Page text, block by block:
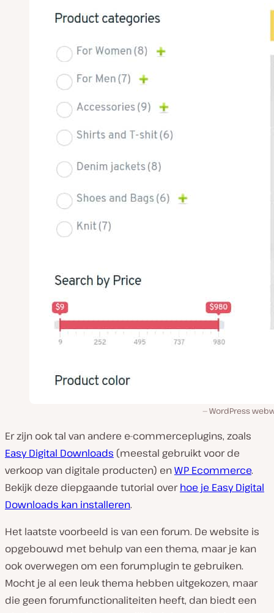
WordPress
Er zijn ook tal van andere e-commerceplugins, zoals
Easy Digital Downloads (meestal gebruikt voor de
verkoop van digitale producten) enWP Ecommerce.
Bekijk deze diepgaande tutorial overhoe je Easy Digital
Downloads kan installeren.
Het laatste voorbeeld is van een forum. De website is
opgebouwd met behulp van een thema, maar je kan
ook overwegen om een forumplugin te gebruiken.
Mocht je al een leuk thema hebben uitgekozen, maar
die geen forumfunctionaliteiten heeft, dan biedt een